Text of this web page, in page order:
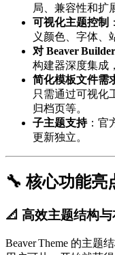
局、兼容性和扩
可视化主题控制
义颜色、字体、
对 Beaver
构建器深度集成
简化模板文件需
只需通过可视化
归档页等。
子主题支持：官
更新独立。
🔧 核心功能亮
📐 高效主题结构与
Beaver Theme 的主题